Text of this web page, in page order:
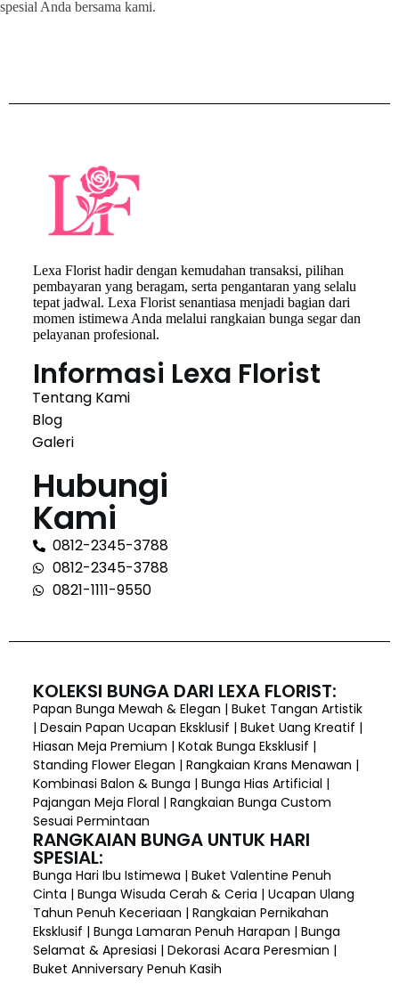
spesial Anda bersama kami.
Lexa Florist hadir dengan kemudahan transaksi, pilihan
pembayaran yang beragam, serta pengantaran yang selalu
tepat jadwal. Lexa Florist senantiasa menjadi bagian dari
momen istimewa Anda melalui rangkaian bunga segar dan
pelayanan profesional.
Informasi Lexa Florist
Tentang Kami
Blog
Galeri
Hubungi
Kami
0812-2345-3788
0812-2345-3788
0821-1111-9550
KOLEKSI BUNGA DARI LEXA FLORIST:
Papan Bunga Mewah & Elegan | Buket Tangan Artistik
| Desain Papan Ucapan Eksklusif | Buket Uang Kreatif |
Hiasan Meja Premium | Kotak Bunga Eksklusif |
Standing Flower Elegan | Rangkaian Krans Menawan |
Kombinasi Balon & Bunga | Bunga Hias Artificial |
Pajangan Meja Floral | Rangkaian Bunga Custom
Sesuai Permintaan
RANGKAIAN BUNGA UNTUK HARI
SPESIAL:
Bunga Hari Ibu Istimewa | Buket Valentine Penuh
Cinta | Bunga Wisuda Cerah & Ceria | Ucapan Ulang
Tahun Penuh Keceriaan | Rangkaian Pernikahan
Eksklusif | Bunga Lamaran Penuh Harapan | Bunga
Selamat & Apresiasi | Dekorasi Acara Peresmian |
Buket Anniversary Penuh Kasih